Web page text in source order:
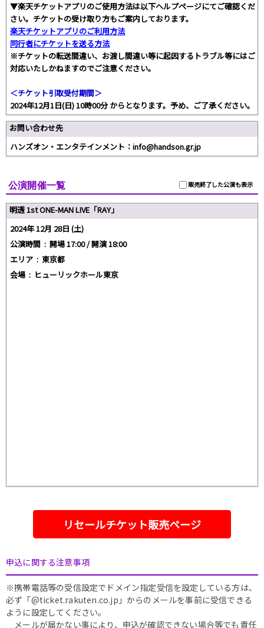
▼楽天チケットアプリのご使用方法は以下ヘルプページにてご確認くだ
さい。チケットの受け取り方もご案内しております。
楽天チケットアプリのご利用方法
同行者にチケットを送る方法
※チケットの転送間違い、お渡し間違い等に起因するトラブル等にはご
対応いたしかねますのでご注意ください。
＜チケット引取受付期間＞
2024年12月1日(日) 10時00分 からとなります。予め、ご了承ください。
お問い合わせ先
ハンズオン・エンタテインメント：info@handson.gr.jp
販売終了した公演も表示
公演開催一覧
明透 1st ONE-MAN LIVE「RAY」
2024年 12月 28日 (土)
公演時間 : 開場 17:00 / 開演 18:00
エリア : 東京都
会場 : ヒューリックホール東京
リセールチケット販売ページ
申込に関する注意事項
※携帯電話等の受信設定でドメイン指定受信を設定している方は、
必ず「@ticket.rakuten.co.jp」からのメールを事前に受信できる
ように設定してください。
メールが届かない事により、申込が確認できない場合等でも責任